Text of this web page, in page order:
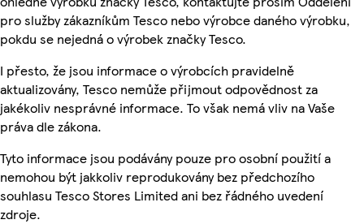
pro služby zákazníkům Tesco nebo výrobce daného výrobku,
pokdu se nejedná o výrobek značky Tesco.
I přesto, že jsou informace o výrobcích pravidelně
aktualizovány, Tesco nemůže přijmout odpovědnost za
jakékoliv nesprávné informace. To však nemá vliv na Vaše
práva dle zákona.
Tyto informace jsou podávány pouze pro osobní použití a
nemohou být jakkoliv reprodukovány bez předchozího
souhlasu Tesco Stores Limited ani bez řádného uvedení
zdroje.